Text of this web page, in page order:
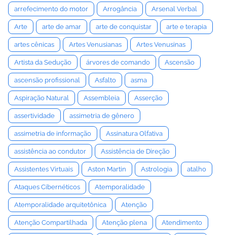
arrefecimento do motor Arrogância Arsenal Verbal
Arte arte de amar arte de conquistar arte e terapia
artes cênicas Artes Venusianas Artes Venusinas
Artista da Sedução árvores de comando Ascensão
ascensão profissional Asfalto asma
Aspiração Natural Assembleia Asserção
assertividade assimetria de gênero
assimetria de informação Assinatura Olfativa
assistência ao condutor Assistência de Direção
Assistentes Virtuais Aston Martin Astrologia atalho
Ataques Cibernéticos Atemporalidade
Atemporalidade arquitetônica Atenção
Atenção Compartilhada Atenção plena Atendimento